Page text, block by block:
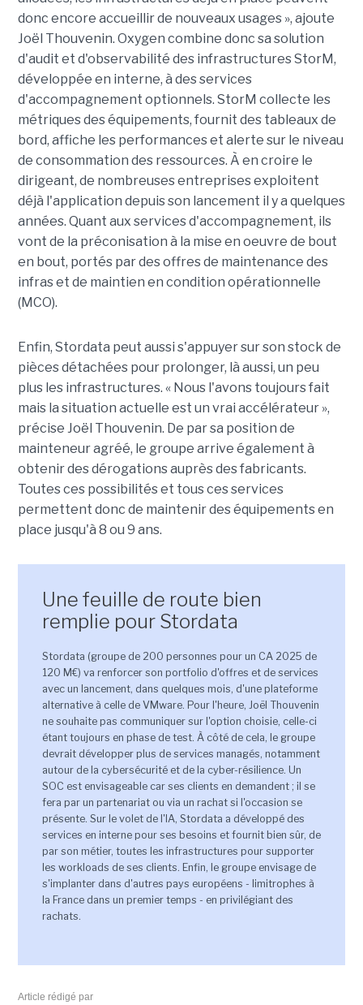
donc encore accueillir de nouveaux usages », ajoute
Joël Thouvenin. Oxygen combine donc sa solution
d'audit et d'observabilité des infrastructures StorM,
développée en interne, à des services
d'accompagnement optionnels. StorM collecte les
métriques des équipements, fournit des tableaux de
bord, affiche les performances et alerte sur le niveau
de consommation des ressources. À en croire le
dirigeant, de nombreuses entreprises exploitent
déjà l'application depuis son lancement il y a quelques
années. Quant aux services d'accompagnement, ils
vont de la préconisation à la mise en oeuvre de bout
en bout, portés par des offres de maintenance des
infras et de maintien en condition opérationnelle
(MCO).
Enfin, Stordata peut aussi s'appuyer sur son stock de
pièces détachées pour prolonger, là aussi, un peu
plus les infrastructures. « Nous l'avons toujours fait
mais la situation actuelle est un vrai accélérateur »,
précise Joël Thouvenin. De par sa position de
mainteneur agréé, le groupe arrive également à
obtenir des dérogations auprès des fabricants.
Toutes ces possibilités et tous ces services
permettent donc de maintenir des équipements en
place jusqu'à 8 ou 9 ans.
Une feuille de route bien
remplie pour Stordata
Stordata (groupe de 200 personnes pour un CA 2025 de
120 M€) va renforcer son portfolio d'offres et de services
avec un lancement, dans quelques mois, d'une plateforme
alternative à celle de VMware. Pour l'heure, Joël Thouvenin
ne souhaite pas communiquer sur l'option choisie, celle-ci
étant toujours en phase de test. À côté de cela, le groupe
devrait développer plus de services managés, notamment
autour de la cybersécurité et de la cyber-résilience. Un
SOC est envisageable car ses clients en demandent ; il se
fera par un partenariat ou via un rachat si l'occasion se
présente. Sur le volet de l'IA, Stordata a développé des
services en interne pour ses besoins et fournit bien sûr, de
par son métier, toutes les infrastructures pour supporter
les workloads de ses clients. Enfin, le groupe envisage de
s'implanter dans d'autres pays européens - limitrophes à
la France dans un premier temps - en privilégiant des
rachats.
Article rédigé par